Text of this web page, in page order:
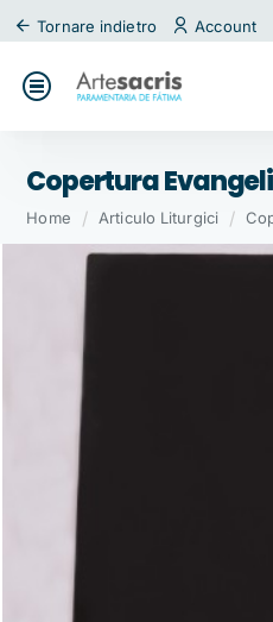
Tornare indietro Account
Copertura
HomehomeArticulo Liturgici